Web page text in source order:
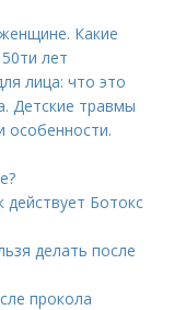
Какие
лет
лица: что это
Детские травмы
особенности.
действует Ботокс
делать после
прокола